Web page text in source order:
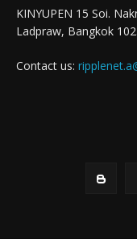
KINYUPEN 15 Soi.
Ladpraw, Bangkok
Contact us: